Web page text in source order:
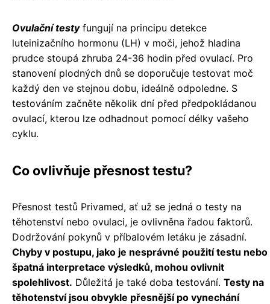
Ovulační testyfungují na principu detekce
luteinizačního hormonu (LH) v moči, jehož hladina
prudce stoupá zhruba 24-36 hodin před ovulací. Pro
stanovení plodných dnů se doporučuje testovat moč
každý den ve stejnou dobu, ideálně odpoledne. S
testováním začněte několik dní před předpokládanou
ovulací, kterou lze odhadnout pomocí délky vašeho
cyklu.
Co ovlivňuje přesnost testu?
Přesnost testů Privamed, ať už se jedná o testy na
těhotenství nebo ovulaci, je ovlivněna řadou faktorů.
Dodržování pokynů v příbalovém letáku je zásadní.
Chyby v postupu, jako je nesprávné použití testu nebo
špatná interpretace výsledků, mohou ovlivnit
spolehlivost. Důležitá je také doba testování. Testy na
těhotenství jsou obvykle přesnější po vynechání